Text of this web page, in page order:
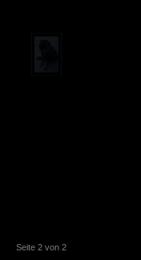
Seite 2 von 2